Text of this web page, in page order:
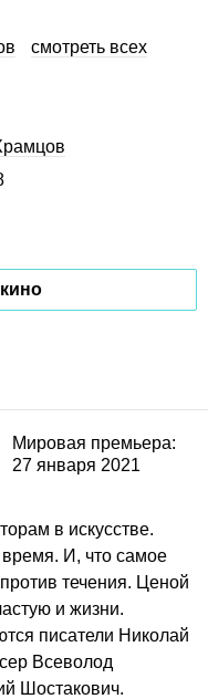
смотреть всех
Мировая премьера:
27 января 2021
в искусстве.
И, что самое
течения. Ценой
и жизни.
писатели Николай
Всеволод
Шостакович.